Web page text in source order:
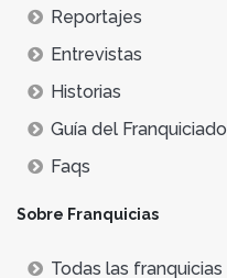
Reportajes
Entrevistas
Historias
Guía del Franquiciado
Faqs
Sobre Franquicias
Todas las franquicias